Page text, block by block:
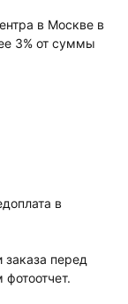
в Москве в
3% от суммы
в
заказа перед